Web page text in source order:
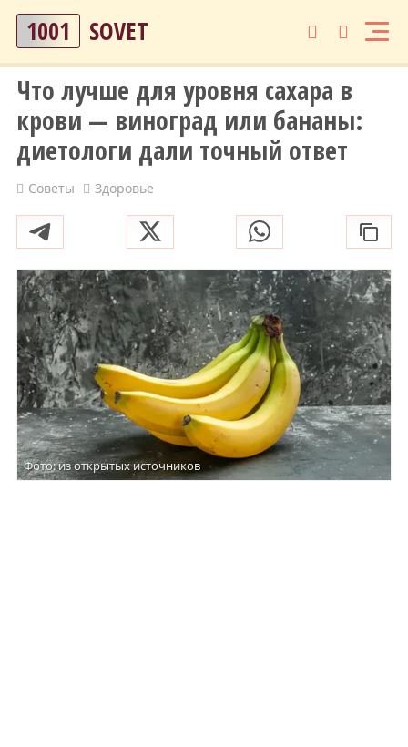
1001 SOVET
Что лучше для уровня сахара в
крови — виноград или бананы:
диетологи дали точный ответ
Советы Здоровье
Фото: из открытых источников